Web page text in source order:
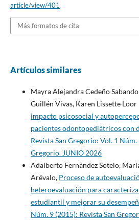
article/view/401
Más formatos de cita
Artículos similares
Mayra Alejandra Cedeño
Guillén Vivas, Karen Lissette
impacto psicosocial y
pacientes odontopediátricos con
Revista San Gregorio: Vol. 1 Núm.
Gregorio. JUNIO 2026
Adalberto Fernández Sotelo,
Arévalo, Proceso de
heteroevaluación para
estudiantil y mejorar su
Núm. 9 (2015): Revista San